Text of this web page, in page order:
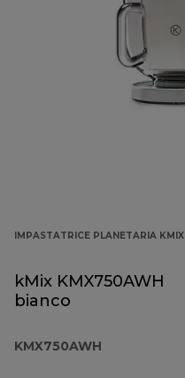
IMPASTATRICE PLANETARIA KMIX
kMix KMX750AWH
bianco
KMX750AWH